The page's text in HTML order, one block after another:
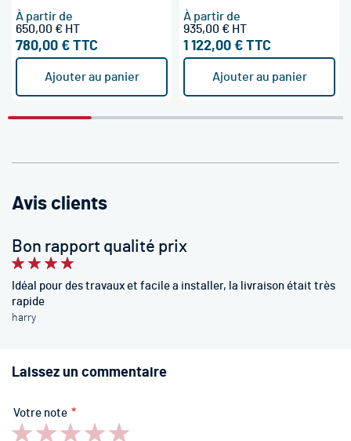
À partir de
780,00 €
650,00 €
Ajouter au panier
À partir de
1 122,00 €
935,00 €
Ajouter au panier
Laissez un commentaire
Votre note
Avis clients
Bon rapport qualité prix
Idéal pour des travaux et facile a installer, la livraison était très
rapide
harry